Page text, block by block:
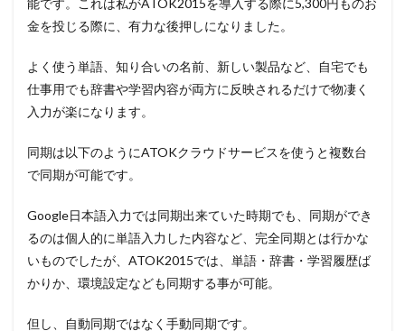
金を投じる際に、有力な後押しになりました。
よく使う単語、知り合いの名前、新しい製品など、自宅でも
仕事用でも辞書や学習内容が両方に反映されるだけで物凄く
入力が楽になります。
同期は以下のようにATOKクラウドサービスを使うと複数台
で同期が可能です。
Google日本語入力では同期出来ていた時期でも、同期ができ
るのは個人的に単語入力した内容など、完全同期とは行かな
いものでしたが、ATOK2015では、単語・辞書・学習履歴ば
かりか、環境設定なども同期する事が可能。
但し、自動同期ではなく手動同期です。